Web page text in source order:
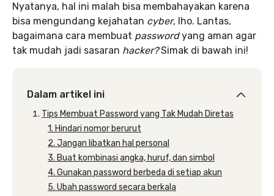
Nyatanya, hal ini malah bisa membahayakan karena
bisa mengundang kejahatan cyber, lho. Lantas,
bagaimana cara membuat passwordyang aman agar
tak mudah jadi sasaran hacker?Simak di bawah ini!
Dalam artikel ini
Tips Membuat Password yang Tak Mudah Diretas
1. Hindari nomor berurut
2. Jangan libatkan hal personal
3. Buat kombinasi angka, huruf, dan simbol
4. Gunakan password berbeda di setiap akun
5. Ubah password secara berkala